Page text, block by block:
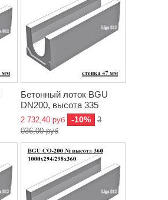
Бетонный лоток BGU
DN200, высота 335
2 732,40 руб -10%
3
036,00 руб